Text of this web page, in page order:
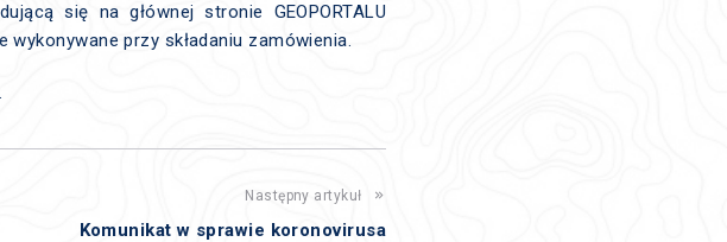
się na głównej stronie GEOPORTALU
przy składaniu zamówienia.
Następny artykuł
Komunikat w sprawie koronovirusa